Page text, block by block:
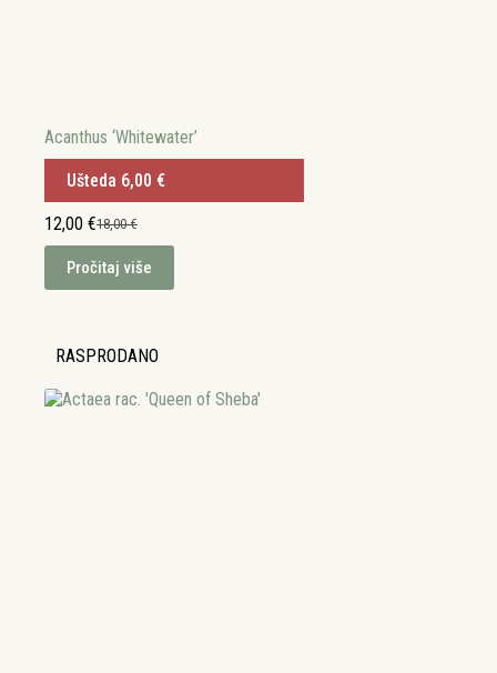
Acanthus ‘Whitewater’
Ušteda 6,00 €
18,00€
Izvorna
bila
je:
12,00 €Trenutna
je:
12,00 €.
Pročitaj više
RASPRODANO